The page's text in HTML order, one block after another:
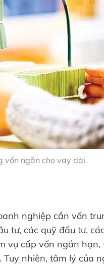
vốn ngắn cho vay dài.
nghiệp cần vốn
tư, các quỹ đầu tư,
vụ cấp vốn ngắn
nhiên, tâm lý của